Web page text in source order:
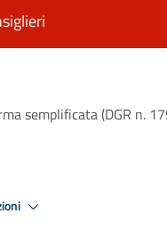
semplificata (DGR n.